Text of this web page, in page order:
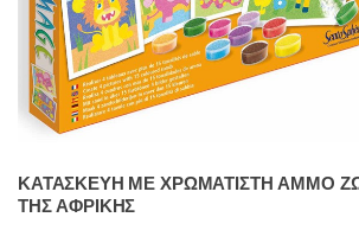
ΚΑΤΑΣΚΕΥΗ ΜΕ ΧΡΩΜΑΤΙΣΤΗ ΑΜΜΟ
ΤΗΣ ΑΦΡΙΚΗΣ